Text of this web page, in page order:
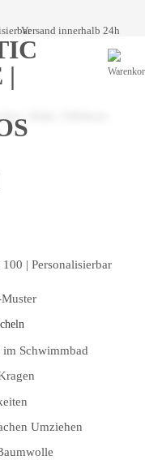
Versand innerhalb 24h
| Personalisierbar
im Schwimmbad
Umziehen